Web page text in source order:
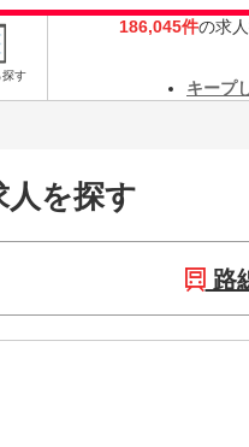
探す
186,045件の求
キープ
を探す
路